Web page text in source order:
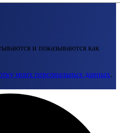
и показываются как
моих персональных данных.